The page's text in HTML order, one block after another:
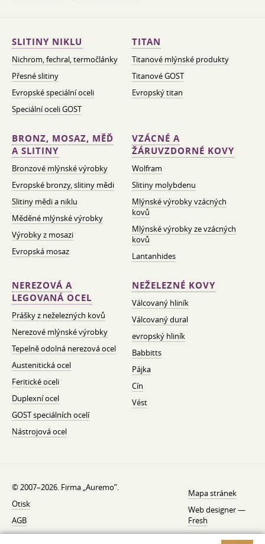
SLITINY NIKLU
Nichrom, fechral, termočlánky
Přesné slitiny
Evropské speciální oceli
Speciální oceli GOST
TITAN
Titanové mlýnské produkty
Titanové GOST
Evropský titan
BRONZ, MOSAZ, MĚĎ
A SLITINY
Bronzové mlýnské výrobky
Evropské bronzy, slitiny mědi
Slitiny mědi a niklu
Měděné mlýnské výrobky
Výrobky z mosazi
Evropská mosaz
VZÁCNÉ A
ŽÁRUVZDORNÉ KOVY
Wolfram
Slitiny molybdenu
Mlýnské výrobky vzácných
kovů
Mlýnské výrobky ze vzácných
kovů
Lantanhides
NEREZOVÁ A
LEGOVANÁ OCEL
Prášky z neželezných kovů
Nerezové mlýnské výrobky
Tepelně odolná nerezová ocel
Austenitická ocel
Feritické oceli
Duplexní ocel
GOST speciálních ocelí
Nástrojová ocel
NEŽELEZNÉ KOVY
Válcovaný hliník
Válcovaný dural
evropský hliník
Babbitts
Pájka
Cín
Vést
© 2007–2026. Firma „Auremo”.
Otisk
AGB
O nás
Mapa stránek
Web designer —
Fresh